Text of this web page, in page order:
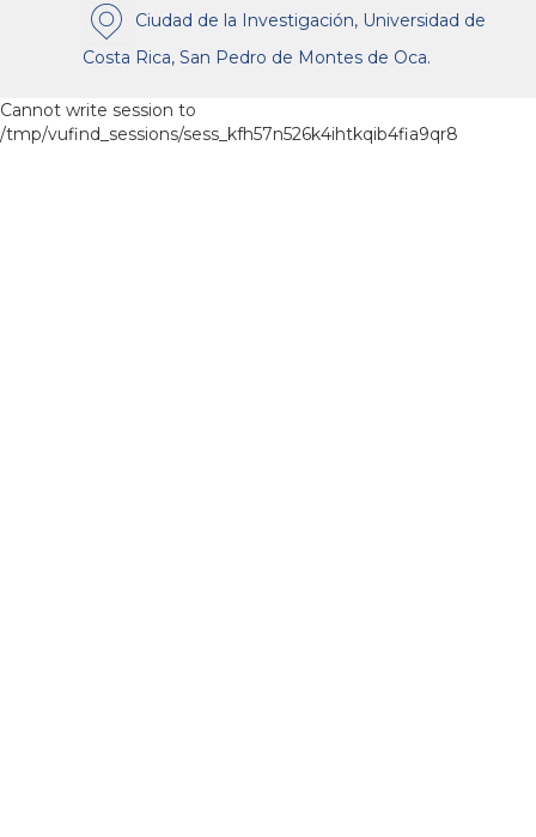
Ciudad de la Investigación, Universidad de
Costa Rica, San Pedro de Montes de Oca.
Cannot write session to
/tmp/vufind_sessions/sess_kfh57n526k4ihtkqib4fia9qr8